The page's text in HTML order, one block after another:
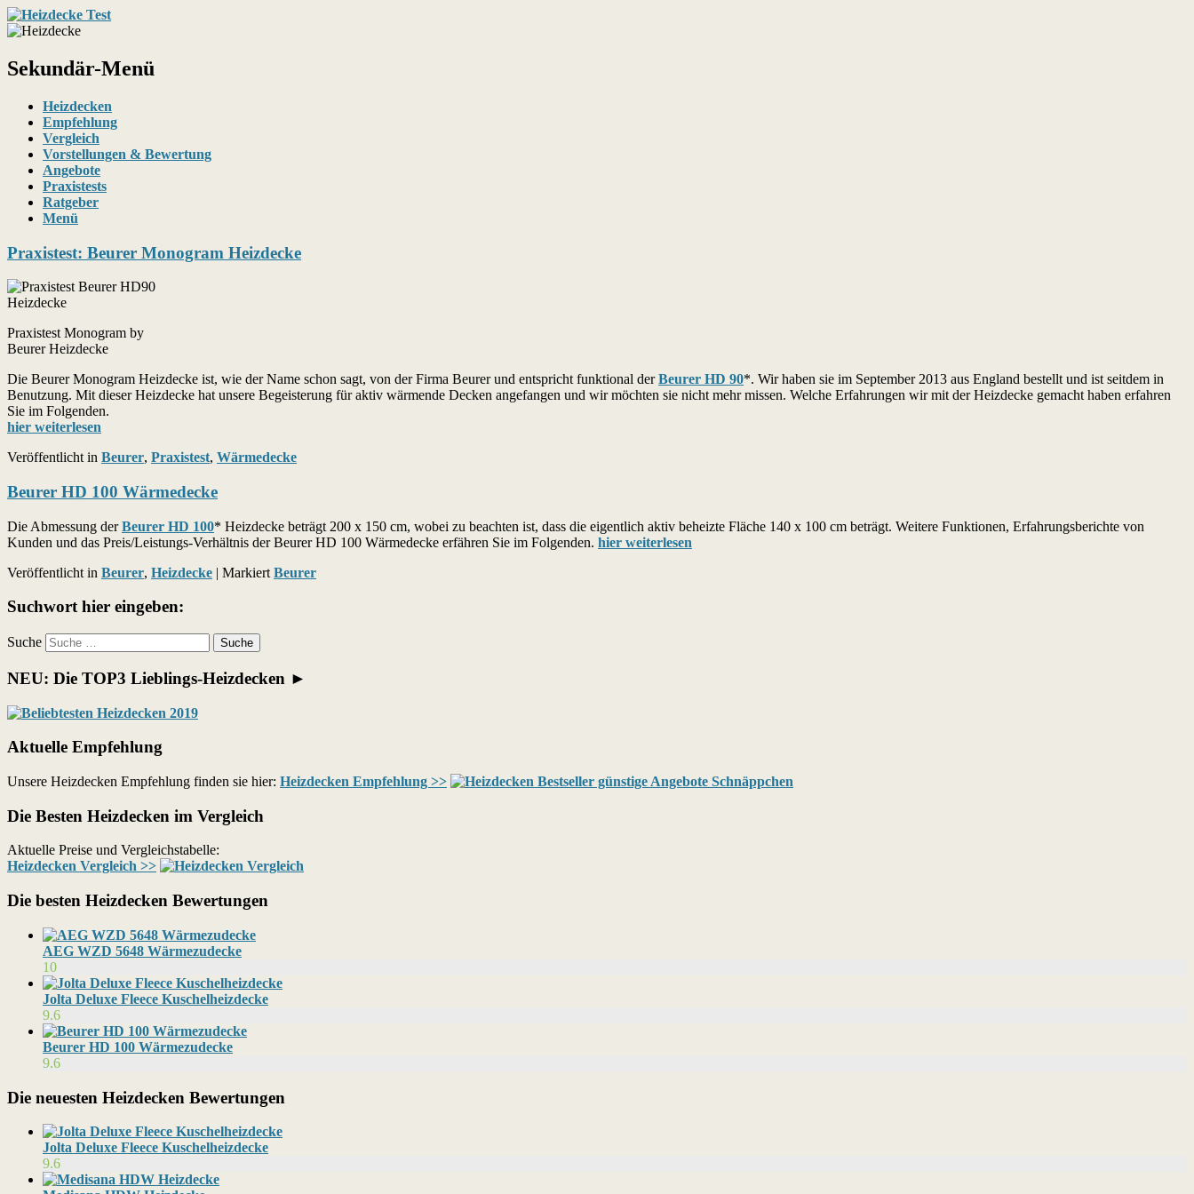
Heizdecken / Wärmedecken
Sekundär-Menü
Heizdecken
Empfehlung
Vergleich
Vorstellungen & Bewertung
Angebote
Praxistests
Ratgeber
Menü
Praxistest: Beurer Monogram Heizdecke
Praxistest Monogram by
Beurer Heizdecke
Die Beurer Monogram Heizdecke ist, wie der Name schon sagt, von der Firma Beurer und entspricht funktional derBeurer HD 90*. Wir haben sie im September 2013 aus England bestellt und ist seitdem in
Benutzung. Mit dieser Heizdecke hat unsere Begeisterung für aktiv wärmende Decken angefangen und wir möchten sie nicht mehr missen. Welche Erfahrungen wir mit der Heizdecke gemacht haben erfahren
Sie im Folgenden.
hier weiterlesen
Veröffentlicht in Beurer, Praxistest, Wärmedecke
Beurer HD 100 Wärmedecke
Die Abmessung derBeurer HD 100* Heizdecke beträgt 200 x 150 cm, wobei zu beachten ist, dass die eigentlich aktiv beheizte Fläche 140 x 100 cm beträgt. Weitere Funktionen, Erfahrungsberichte von
Kunden und das Preis/Leistungs-Verhältnis der Beurer HD 100 Wärmedecke erfähren Sie im Folgenden. hier weiterlesen
Veröffentlicht in Beurer, Heizdecke | Markiert Beurer
Suchwort hier eingeben:
Suche
NEU: Die TOP3 Lieblings-Heizdecken ►
Aktuelle Empfehlung
Unsere Heizdecken Empfehlung finden sie hier: Heizdecken Empfehlung >>
Die Besten Heizdecken im Vergleich
Aktuelle Preise und Vergleichstabelle:
Heizdecken Vergleich >>
Die besten Heizdecken Bewertungen
AEG WZD 5648 Wärmezudecke
10
Jolta Deluxe Fleece Kuschelheizdecke
9.6
Beurer HD 100 Wärmezudecke
9.6
Die neuesten Heizdecken Bewertungen
Jolta Deluxe Fleece Kuschelheizdecke
9.6